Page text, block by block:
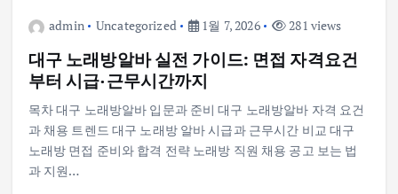
admin Uncategorized 1월 7, 2026 281 views
대구 노래방알바 실전 가이드: 면접 자격요건
부터 시급·근무시간까지
목차 대구 노래방알바 입문과 준비 대구 노래방알바 자격 요건
과 채용 트렌드 대구 노래방 알바 시급과 근무시간 비교 대구
노래방 면접 준비와 합격 전략 노래방 직원 채용 공고 보는 법
과 지원…